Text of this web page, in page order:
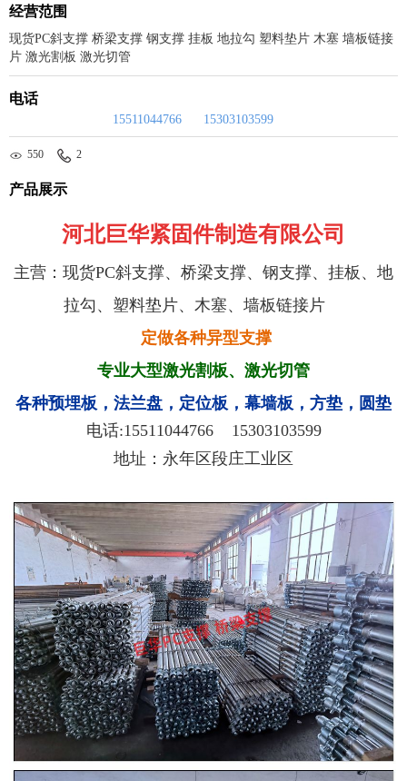
经营范围
现货PC斜支撑 桥梁支撑 钢支撑 挂板 地拉勾 塑料垫片 木塞 墙板链接
片 激光割板 激光切管
电话
15511044766 15303103599
550 2
产品展示
河北巨华紧固件制造有限公司
主营：现货PC斜支撑、桥梁支撑、钢支撑、挂板、地
拉勾、塑料垫片、木塞、墙板链接片
定做各种异型支撑
专业大型激光割板、激光切管
各种预埋板，法兰盘，定位板，幕墙板，方垫，圆垫
电话:15511044766
15303103599
地址：永年区段庄工业区